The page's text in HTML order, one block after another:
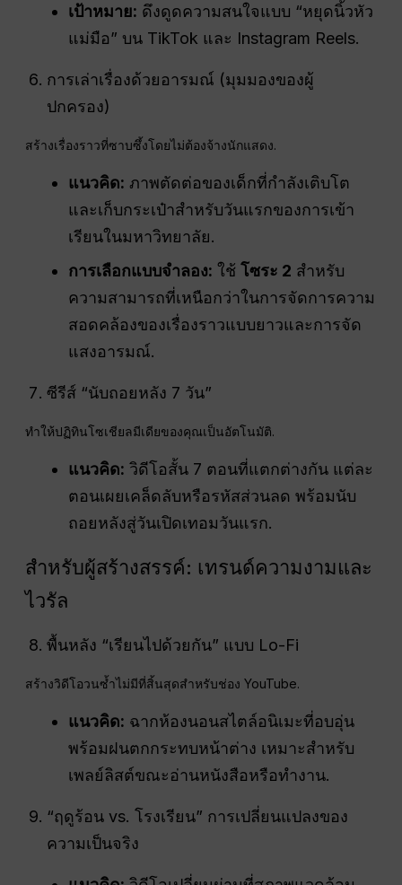
เป้าหมาย: ดึงดูดความสนใจแบบ “หยุดนิ้วหัว
แม่มือ” บน TikTok และ Instagram Reels.
การเล่าเรื่องด้วยอารมณ์ (มุมมองของผู้
ปกครอง)
สร้างเรื่องราวที่ซาบซึ้งโดยไม่ต้องจ้างนักแสดง.
แนวคิด: ภาพตัดต่อของเด็กที่กำลังเติบโต
และเก็บกระเป๋าสำหรับวันแรกของการเข้า
เรียนในมหาวิทยาลัย.
การเลือกแบบจำลอง: ใช้โซระ 2 สำหรับ
ความสามารถที่เหนือกว่าในการจัดการความ
สอดคล้องของเรื่องราวแบบยาวและการจัด
แสงอารมณ์.
ซีรีส์ “นับถอยหลัง 7 วัน”
ทำให้ปฏิทินโซเชียลมีเดียของคุณเป็นอัตโนมัติ.
แนวคิด: วิดีโอสั้น 7 ตอนที่แตกต่างกัน แต่ละ
ตอนเผยเคล็ดลับหรือรหัสส่วนลด พร้อมนับ
ถอยหลังสู่วันเปิดเทอมวันแรก.
สำหรับผู้สร้างสรรค์: เทรนด์ความงามและ
ไวรัล
พื้นหลัง “เรียนไปด้วยกัน” แบบ Lo-Fi
สร้างวิดีโอวนซ้ำไม่มีที่สิ้นสุดสำหรับช่อง YouTube.
แนวคิด: ฉากห้องนอนสไตล์อนิเมะที่อบอุ่น
พร้อมฝนตกกระทบหน้าต่าง เหมาะสำหรับ
เพลย์ลิสต์ขณะอ่านหนังสือหรือทำงาน.
“ฤดูร้อน vs. โรงเรียน” การเปลี่ยนแปลงของ
ความเป็นจริง